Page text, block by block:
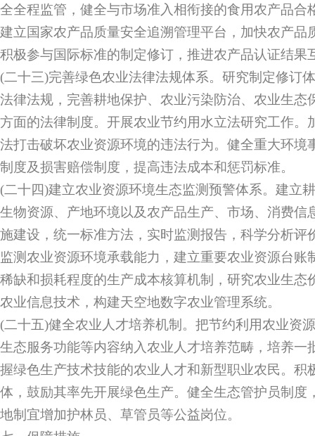
全全程监管，健全与市场准入相衔接的食用农产品合
建立国家农产品质量安全追溯管理平台，加快农产品
积极参与国际标准的制定修订，推进农产品认证结果
(二十三)完善绿色农业法律法规体系。研究制定修订
法律法规，完善耕地保护、农业污染防治、农业生态
方面的法律制度。开展农业节约用水立法研究工作。
法打击破坏农业资源环境的违法行为。健全重大环境
制度及损害赔偿制度，提高违法成本和惩罚标准。
(二十四)建立农业资源环境生态监测预警体系。建立
生物资源、产地环境以及农产品生产、市场、消费信
施建设，统一标准方法，实时监测报告，科学分析评
监测农业资源环境承载能力，建立重要农业资源台账
稀缺和损耗程度的生产成本核算机制，研究农业生态
农业信息技术，构建天空地数字农业管理系统。
(二十五)健全农业人才培养机制。把节约利用农业资
生态服务功能等内容纳入农业人才培养范畴，培养一
握绿色生产技术技能的农业人才和新型职业农民。积
体，鼓励其率先开展绿色生产。健全生态管护员制度
地制宜增加护林员、草管员等公益岗位。